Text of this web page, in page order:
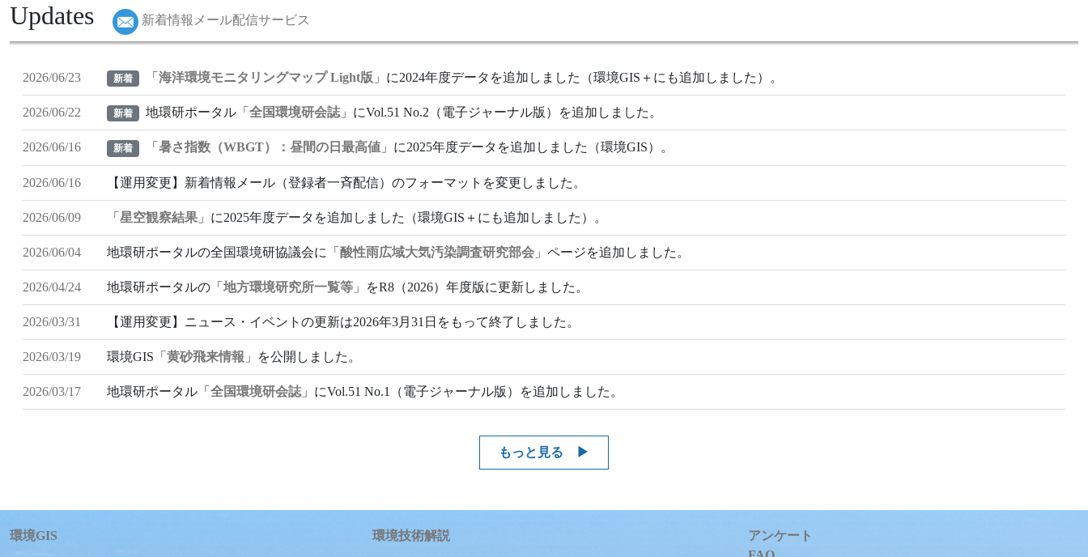
Updates 新着情報メール配信サービス
2026/06/23 新着 「 海洋環境モニタリングマップ Light版 」に2024年度データを追加しました（環境GIS＋にも追加しました）。
2026/06/22 新着 地環研ポータル「 全国環境研会誌」にVol.51 No.2（電子ジャーナル版）を追加しました。
2026/06/16 新着 「 暑さ指数（WBGT）：昼間の日最高値」に2025年度データを追加しました（環境GIS）。
2026/06/16 【運用変更】新着情報メール（登録者一斉配信）のフォーマットを変更しました。
2026/06/09 「 星空観察結果 」に2025年度データを追加しました（環境GIS＋にも追加しました）。
2026/06/04 地環研ポータルの全国環境研協議会に「 酸性雨広域大気汚染調査研究部会 」ページを追加しました。
2026/04/24 地環研ポータルの「 地方環境研究所一覧等 」をR8（2026）年度版に更新しました。
2026/03/31 【運用変更】ニュース・イベントの更新は2026年3月31日をもって終了しました。
2026/03/19 環境GIS「 黄砂飛来情報 」を公開しました。
2026/03/17 地環研ポータル「 全国環境研会誌 」にVol.51 No.1（電子ジャーナル版）を追加しました。
もっと見る
環境GIS 環境技術解説
アンケート